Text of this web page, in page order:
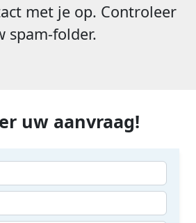
met je op. Controleer
spam-folder.
uw aanvraag!